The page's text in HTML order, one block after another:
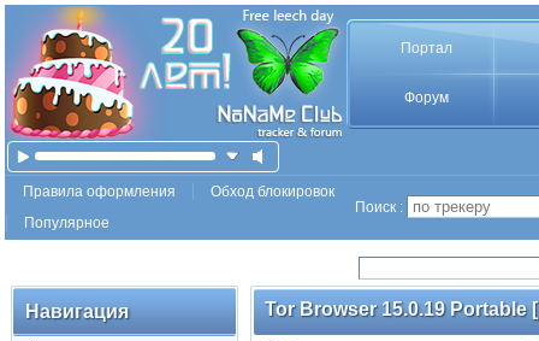
Портал
Форум
Правила оформления
Обход блокировок
Популярное
Поиск :
Навигация Tor Browser 15.0.19 Portable